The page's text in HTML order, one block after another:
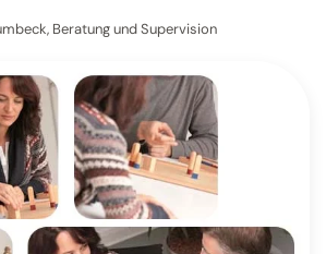
Beratung und Supervision